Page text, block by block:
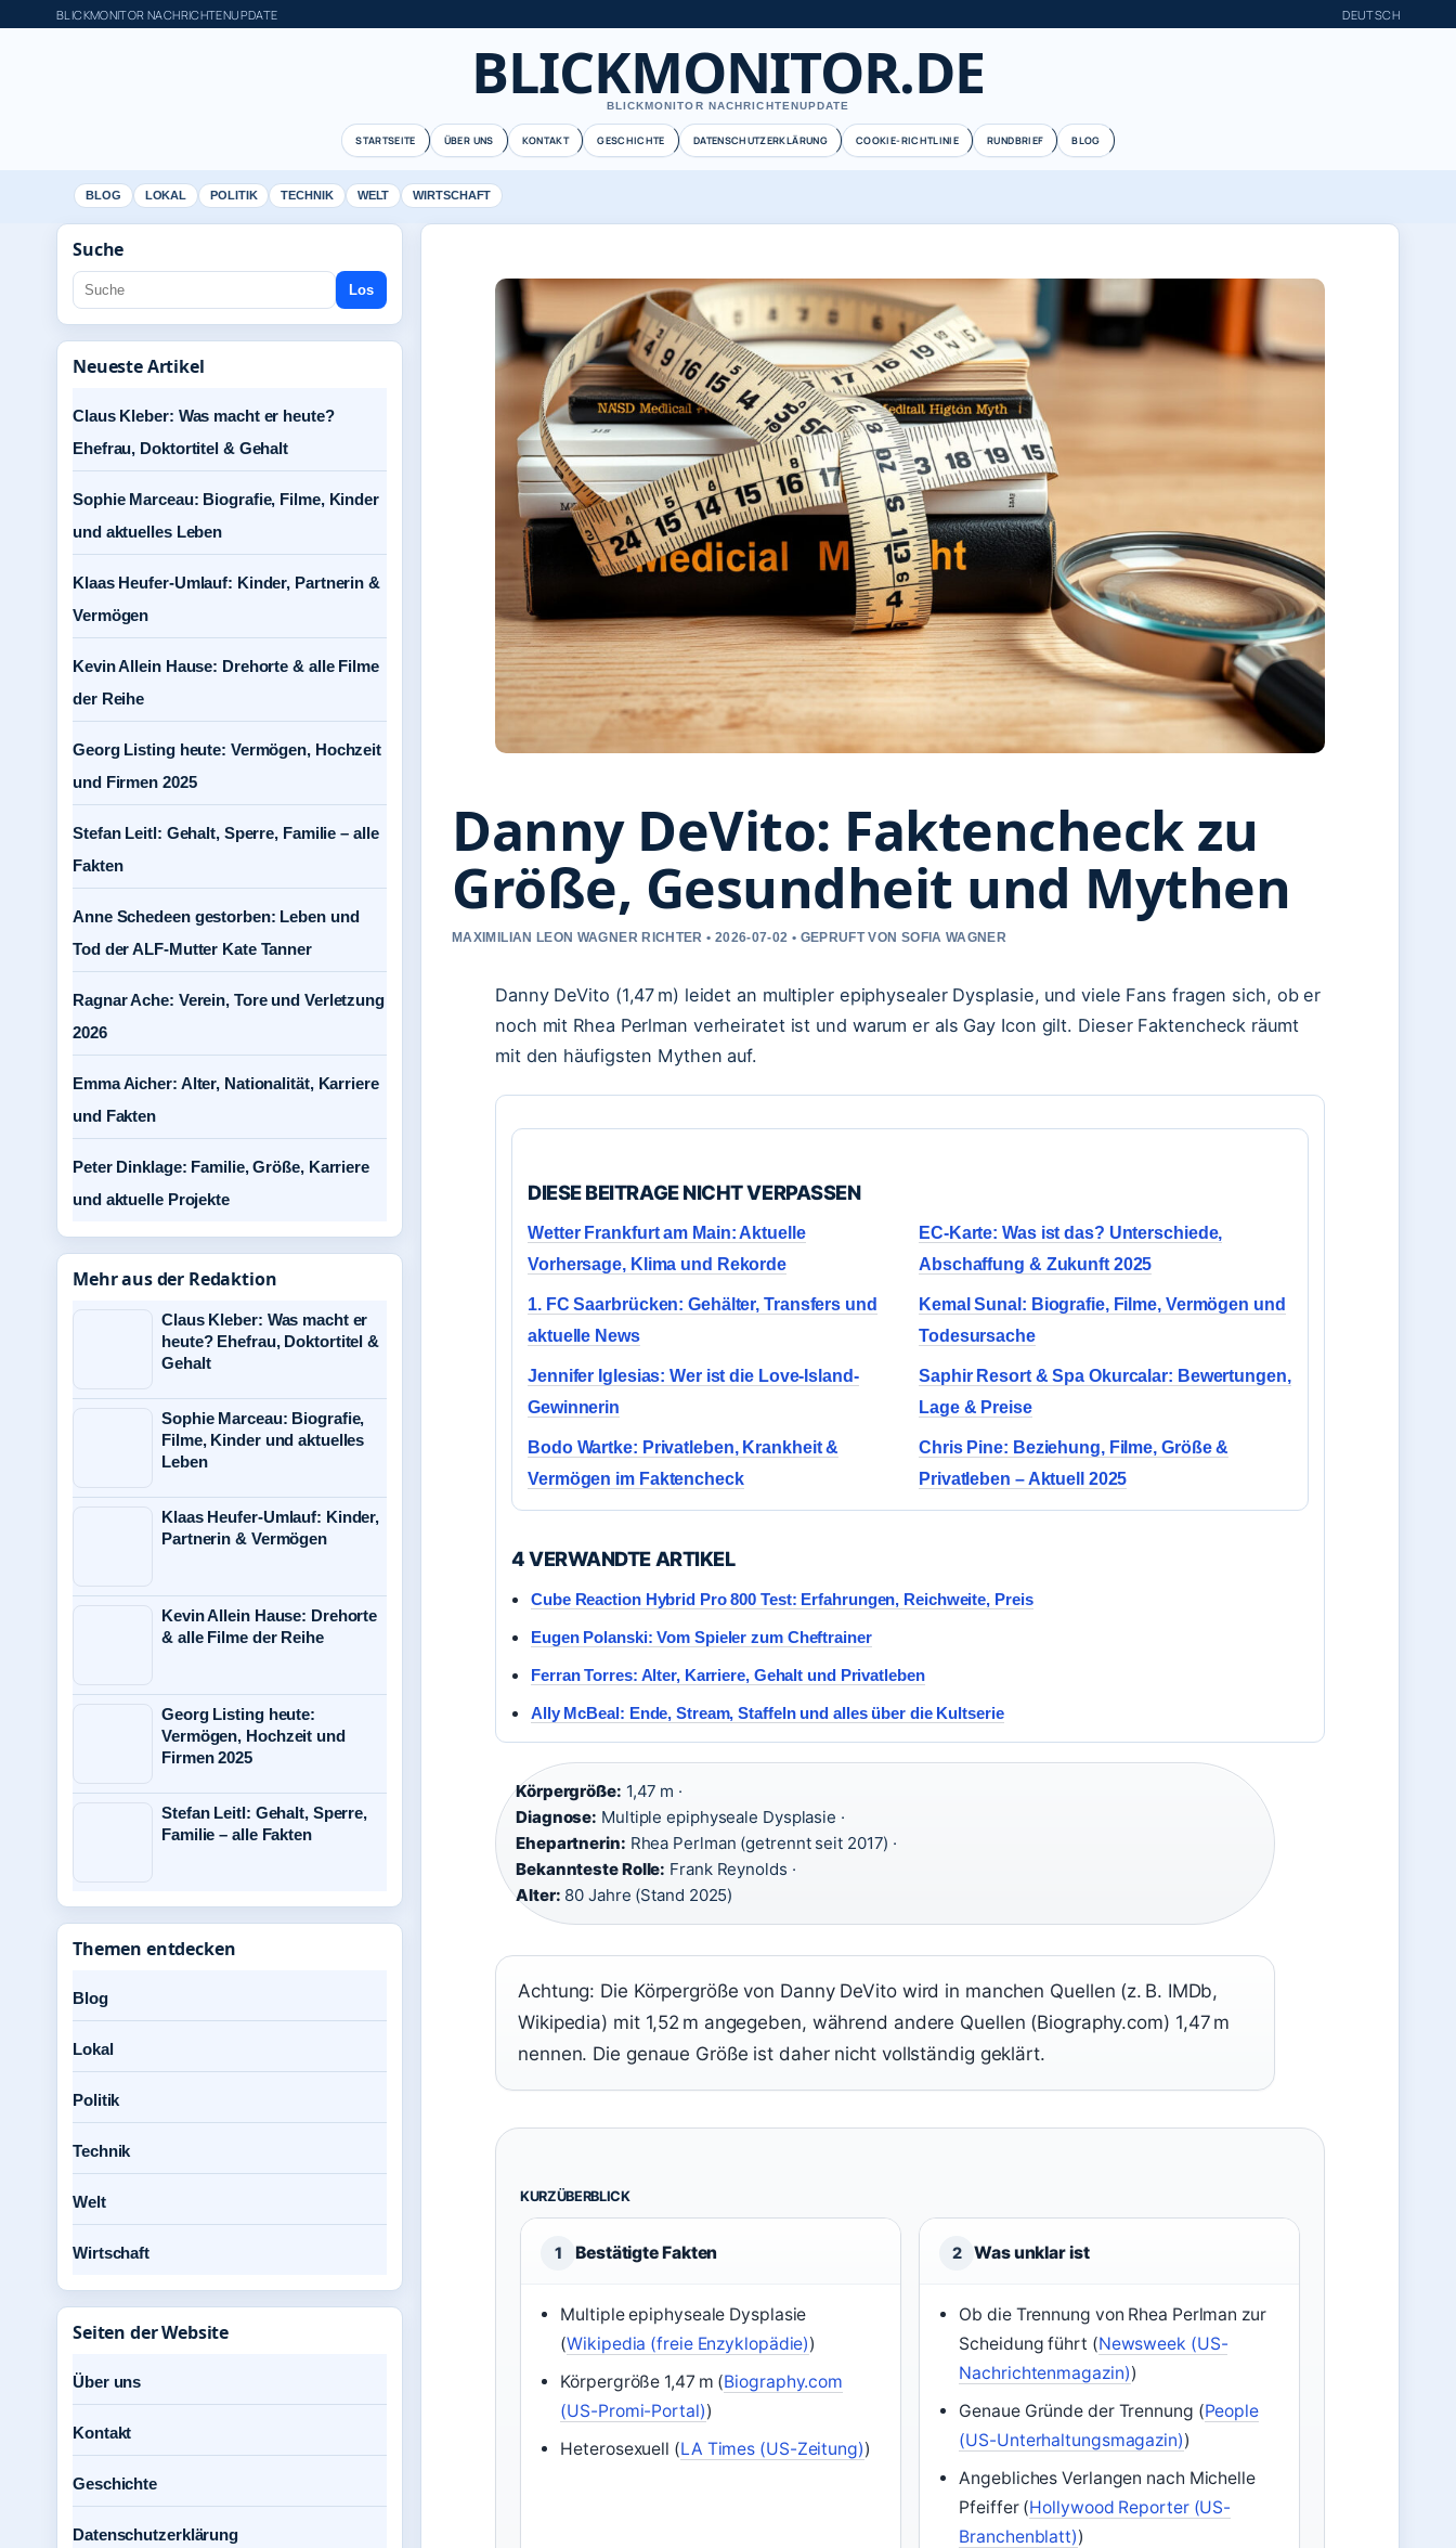
BLICKMONITOR NACHRICHTENUPDATE DEUTSCH
BLICKMONITOR.DE
BLICKMONITOR NACHRICHTENUPDATE
STARTSEITE ÜBER UNS KONTAKT GESCHICHTE DATENSCHUTZERKLÄRUNG COOKIE-RICHTLINIE RUNDBRIEF BLOG
BLOG LOKAL POLITIK TECHNIK WELT WIRTSCHAFT
Danny DeVito: Faktencheck zu
Größe, Gesundheit und Mythen
MAXIMILIAN LEON WAGNER RICHTER • 2026-07-02 • GEPRUFT VON SOFIA WAGNER
Danny DeVito (1,47 m) leidet an multipler epiphysealer Dysplasie, und viele Fans fragen sich, ob er
noch mit Rhea Perlman verheiratet ist und warum er als Gay Icon gilt. Dieser Faktencheck räumt
mit den häufigsten Mythen auf.
DIESE BEITRAGE NICHT VERPASSEN
Wetter Frankfurt am Main: Aktuelle
Vorhersage, Klima und Rekorde
EC-Karte: Was ist das? Unterschiede,
Abschaffung & Zukunft 2025
1. FC Saarbrücken: Gehälter, Transfers und
aktuelle News
Kemal Sunal: Biografie, Filme, Vermögen und
Todesursache
Jennifer Iglesias: Wer ist die Love-Island-
Gewinnerin
Saphir Resort & Spa Okurcalar: Bewertungen,
Lage & Preise
Bodo Wartke: Privatleben, Krankheit &
Vermögen im Faktencheck
Chris Pine: Beziehung, Filme, Größe &
Privatleben – Aktuell 2025
4 VERWANDTE ARTIKEL
Cube Reaction Hybrid Pro 800 Test: Erfahrungen, Reichweite, Preis
Eugen Polanski: Vom Spieler zum Cheftrainer
Ferran Torres: Alter, Karriere, Gehalt und Privatleben
Ally McBeal: Ende, Stream, Staffeln und alles über die Kultserie
Körpergröße: 1,47 m ·
Diagnose: Multiple epiphyseale Dysplasie ·
Ehepartnerin: Rhea Perlman (getrennt seit 2017) ·
Bekannteste Rolle: Frank Reynolds ·
Alter: 80 Jahre (Stand 2025)
Achtung: Die Körpergröße von Danny DeVito wird in manchen Quellen (z. B. IMDb,
Wikipedia) mit 1,52 m angegeben, während andere Quellen (Biography.com) 1,47 m
nennen. Die genaue Größe ist daher nicht vollständig geklärt.
KURZÜBERBLICK
1 Bestätigte Fakten
Multiple epiphyseale Dysplasie
(Wikipedia (freie Enzyklopädie))
Körpergröße 1,47 m (Biography.com
(US-Promi-Portal))
Heterosexuell (LA Times (US-Zeitung))
2 Was unklar ist
Ob die Trennung von Rhea Perlman zur
Scheidung führt (Newsweek (US-
Nachrichtenmagazin))
Genaue Gründe der Trennung (People
(US-Unterhaltungsmagazin))
Angebliches Verlangen nach Michelle
Pfeiffer (Hollywood Reporter (US-
Branchenblatt))
Suche
Los
Neueste Artikel
Claus Kleber: Was macht er heute?
Ehefrau, Doktortitel & Gehalt
Sophie Marceau: Biografie, Filme, Kinder
und aktuelles Leben
Klaas Heufer-Umlauf: Kinder, Partnerin &
Vermögen
Kevin Allein Hause: Drehorte & alle Filme
der Reihe
Georg Listing heute: Vermögen, Hochzeit
und Firmen 2025
Stefan Leitl: Gehalt, Sperre, Familie – alle
Fakten
Anne Schedeen gestorben: Leben und
Tod der ALF-Mutter Kate Tanner
Ragnar Ache: Verein, Tore und Verletzung
2026
Emma Aicher: Alter, Nationalität, Karriere
und Fakten
Peter Dinklage: Familie, Größe, Karriere
und aktuelle Projekte
Mehr aus der Redaktion
Claus Kleber: Was macht er
heute? Ehefrau, Doktortitel &
Gehalt
Sophie Marceau: Biografie,
Filme, Kinder und aktuelles
Leben
Klaas Heufer-Umlauf: Kinder,
Partnerin & Vermögen
Kevin Allein Hause: Drehorte
& alle Filme der Reihe
Georg Listing heute:
Vermögen, Hochzeit und
Firmen 2025
Stefan Leitl: Gehalt, Sperre,
Familie – alle Fakten
Themen entdecken
Blog
Lokal
Politik
Technik
Welt
Wirtschaft
Seiten der Website
Über uns
Kontakt
Geschichte
Datenschutzerklärung